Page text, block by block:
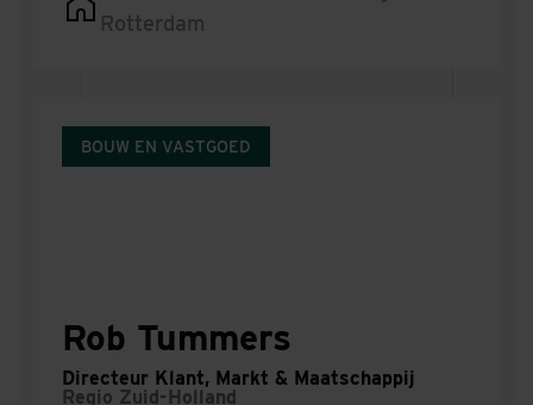
Rotterdam
BOUW EN VASTGOED
Rob Tummers
Directeur Klant, Markt & Maatschappij
Regio Zuid-Holland